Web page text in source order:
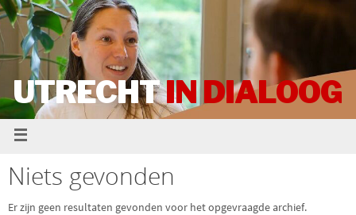
UTRECHTIN DIALOOG
Niets gevonden
Er zijn geen resultaten gevonden voor het opgevraagde archief.